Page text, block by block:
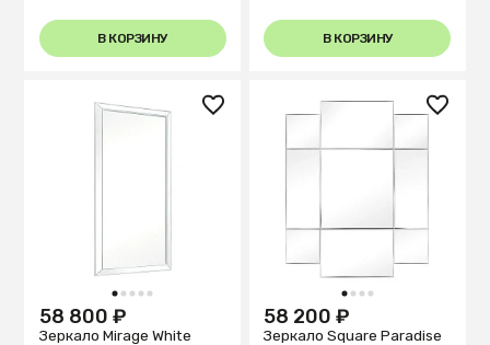
В КОРЗИНУ В КОРЗИНУ
1 2 3 4 5
58 800 ₽
Зеркало Mirage White
1 2 3 4
58 200 ₽
Зеркало Square Paradise